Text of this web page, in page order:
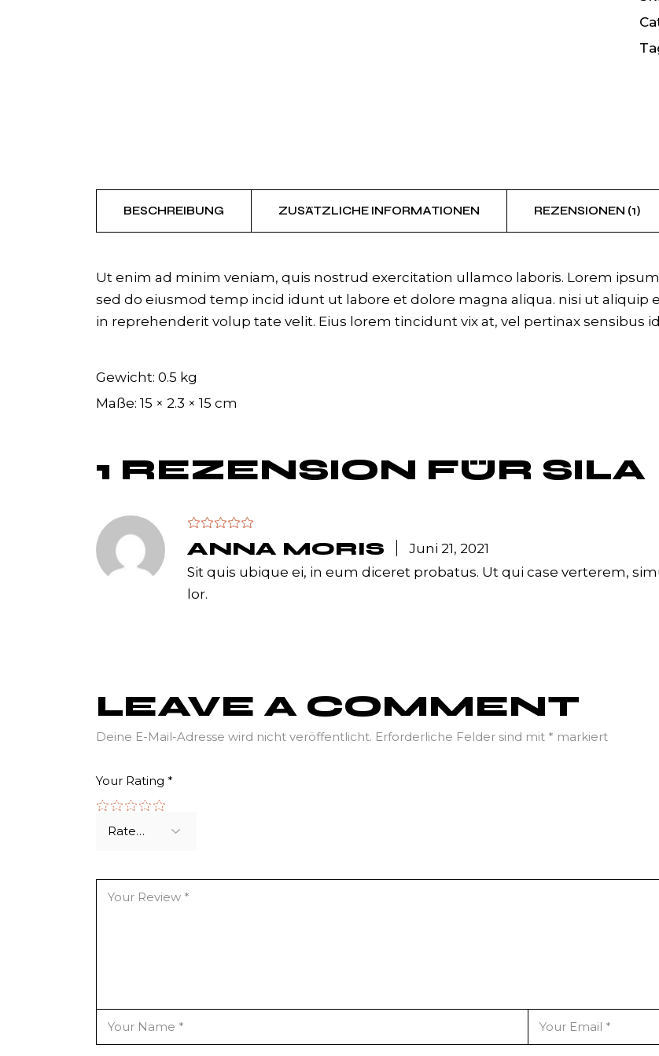
BESCHREIBUNG ZUSÄTZLICHE INFORMATIONEN REZENSIONEN (1)
Ut enim ad minim veniam, quis nostrud exercitation ullamco laboris. Lorem
sed do eiusmod temp incid idunt ut labore et dolore magna aliqua. nisi ut aliquip
in reprehenderit volup tate velit. Eius lorem tincidunt vix at, vel pertinax sensibus
Gewicht 0.5 kg
Maße 15 × 2.3 × 15 cm
1 REZENSION FÜR SILA
ANNA MORIS
Juni 21, 2021
Sit quis ubique ei, in eum diceret probatus. Ut qui case verterem,
lor.
LEAVE A COMMENT
Deine E-Mail-Adresse wird nicht veröffentlicht. Erforderliche Felder sind mit * markiert
Your Rating *